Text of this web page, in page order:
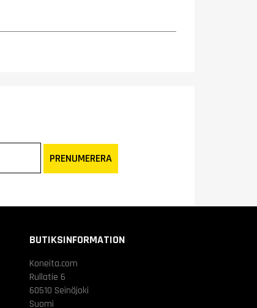
PRENUMERERA
BUTIKSINFORMATION
Koneita.com
Rullatie 6
60510 Seinäjoki
Suomi